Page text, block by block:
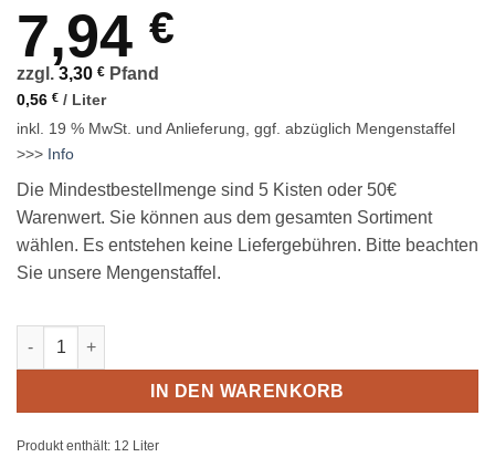
7,94 €
zzgl. 3,30 € Pfand
0,56 € / Liter
inkl. 19 % MwSt. und Anlieferung, ggf. abzüglich Mengenstaffel
>>> Info
Die Mindestbestellmenge sind 5 Kisten oder 50€
Warenwert. Sie können aus dem gesamten Sortiment
wählen. Es entstehen keine Liefergebühren. Bitte beachten
Sie unsere Mengenstaffel.
IN DEN WARENKORB
Produkt enthält: 12 Liter